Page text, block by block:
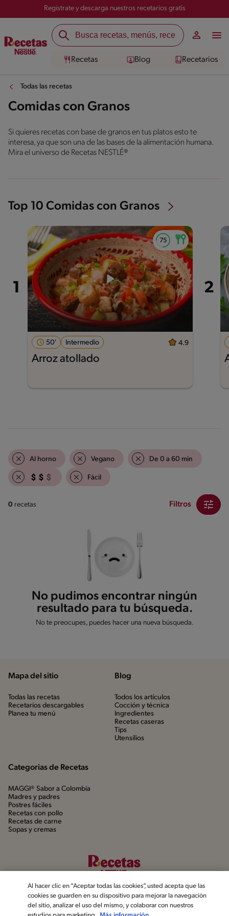
Registrate y descarga nuestros recetarios gratis
Recetas Blog Recetarios
Todas las recetas
Comidas con Granos
Si quieres recetas con base de granos en tus platos esto te
interesa, ya que son una de las bases de la alimentación humana.
Mira el universo de Recetas NESTLÉ®
Top 10 Comidas con Granos
50' Intermedio 4.9
Arroz atollado
Al horno Vegano De 0 a 60 min
Fácil
0 recetas Filtros
No pudimos encontrar ningún
resultado para tu búsqueda.
No te preocupes, puedes hacer una nueva búsqueda.
Mapa del sitio
Todas las recetas
Recetarios descargables
Planea tu menú
Blog
Todos los artículos
Cocción y técnica
Ingredientes
Recetas caseras
Tips
Utensílios
Categorias de Recetas
MAGGI® Sabor a Colombia
Madres y padres
Postres fáciles
Recetas con pollo
Recetas de carne
Sopas y cremas
Al hacer clic en “Aceptar todas las cookies”, usted acepta que las
cookies se guarden en su dispositivo para mejorar la navegación
del sitio, analizar el uso del mismo, y colaborar con nuestros